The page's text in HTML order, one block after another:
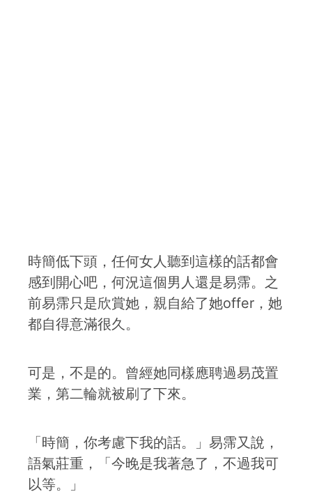
時簡低下頭，任何女人聽到這樣的話都會
感到開心吧，何況這個男人還是易霈。之
前易霈只是欣賞她，親自給了她offer，她
都自得意滿很久。
可是，不是的。曾經她同樣應聘過易茂置
業，第二輪就被刷了下來。
「時簡，你考慮下我的話。」易霈又說，
語氣莊重，「今晚是我著急了，不過我可
以等。」